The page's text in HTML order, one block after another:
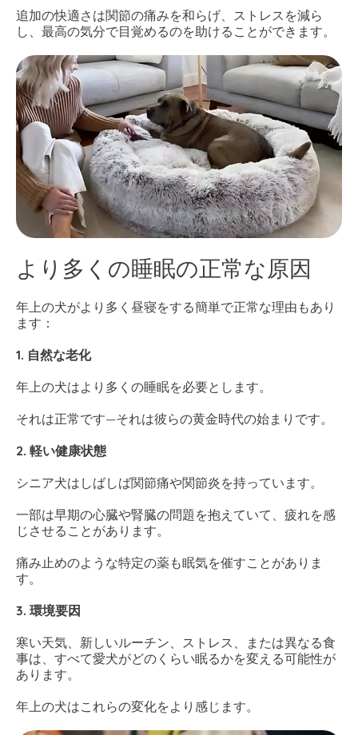
追加の快適さは関節の痛みを和らげ、ストレスを減ら
し、最高の気分で目覚めるのを助けることができます。
より多くの睡眠の正常な原因
年上の犬がより多く昼寝をする簡単で正常な理由もあり
ます：
1. 自然な老化
年上の犬はより多くの睡眠を必要とします。
それは正常です—それは彼らの黄金時代の始まりです。
2. 軽い健康状態
シニア犬はしばしば関節痛や関節炎を持っています。
一部は早期の心臓や腎臓の問題を抱えていて、疲れを感
じさせることがあります。
痛み止めのような特定の薬も眠気を催すことがありま
す。
3. 環境要因
寒い天気、新しいルーチン、ストレス、または異なる食
事は、すべて愛犬がどのくらい眠るかを変える可能性が
あります。
年上の犬はこれらの変化をより感じます。